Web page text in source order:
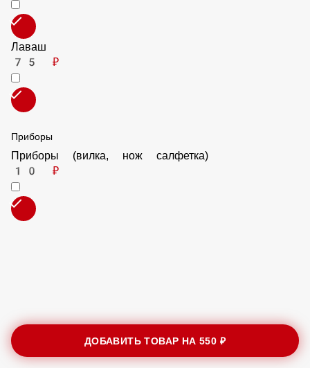
Лаваш
75 ₽
Приборы
Приборы (вилка, нож салфетка)
10 ₽
ДОБАВИТЬ ТОВАР НА550 ₽